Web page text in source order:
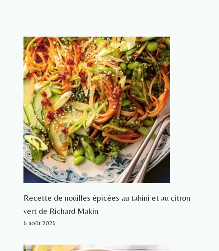
Recette de nouilles épicées au tahini et au citron
vert de Richard Makin
6 août 2026